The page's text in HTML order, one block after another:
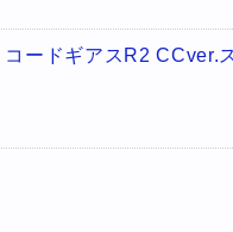
コードギアスR2 CCver.